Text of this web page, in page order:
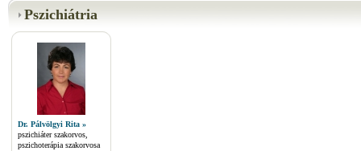
Pszichiátria
Dr. Pálvölgyi Rita »
pszichiáter szakorvos,
pszichoterápia szakorvosa